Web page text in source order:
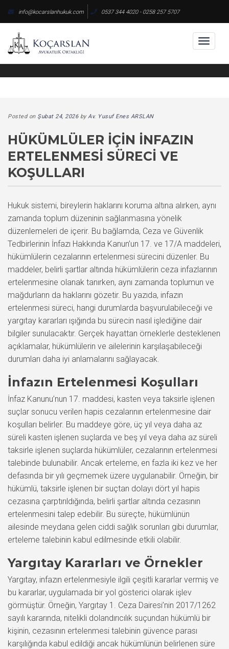
content
info@kocarslanhukuk.com 0537 344 4020 - 0258 257 5707
Posted on Şubat 24, 2026byAv. Yusuf Enes ARSLAN
HÜKÜMLÜLER İÇIN İNFAZIN
ERTELENMESI SÜRECI VE
KOŞULLARI
Hukuk sistemi, bireylerin haklarını koruma altına alırken, aynı
zamanda toplum düzeninin sağlanmasına yönelik
düzenlemeleri de içerir. Bu bağlamda, Ceza ve Güvenlik
Tedbirlerinin İnfazı Hakkında Kanun’un 17. ve 17/A maddeleri,
hükümlülerin cezalarının ertelenmesi sürecini düzenler. Bu
maddeler, belirli şartlar altında hükümlülerin ceza infazlarının
ertelenmesine olanak tanırken, aynı zamanda toplumun ve
mağdurların da haklarını gözetir. Bu yazıda, infazın
ertelenmesi süreci, hangi durumlarda başvurulabileceği ve
yargıtay kararları ışığında bu sürecin nasıl işlediğine dair
bilgiler sunulacaktır. Gerçek hayattan örneklerle desteklenen
açıklamalar, hükümlülerin ve ailelerinin karşılaşabileceği
durumları daha iyi anlamalarını sağlayacak.
İnfazın Ertelenmesi Koşulları
İnfaz Kanunu’nun 17. maddesi, kasten veya taksirle işlenen
suçlar sonucu verilen hapis cezalarının ertelenmesine dair
koşulları belirler. Bu maddeye göre, üç yıl veya daha az
süreli kasten işlenen suçlarda ve beş yıl veya daha az süreli
taksirle işlenen suçlarda hükümlüler, cezalarının ertelenmesi
talebinde bulunabilir. Ancak erteleme, en fazla iki kez ve her
defasında bir yılı geçmemek üzere uygulanabilir. Örneğin, bir
hükümlü, taksirle işlenen bir suçtan dolayı dört yıl hapis
cezasına çarptırıldığında, belirli şartlar altında cezasının
ertelenmesini talep edebilir. Bu süreçte, hükümlünün
ailesinde meydana gelen ciddi sağlık sorunları gibi durumlar,
erteleme talebinin kabul edilmesinde etkili olabilir.
Yargıtay Kararları ve Örnekler
Yargıtay, infazın ertelenmesiyle ilgili çeşitli kararlar vermiş ve
bu kararlar, uygulamada bir yol gösterici olarak işlev
görmüştür. Örneğin, Yargıtay 1. Ceza Dairesi’nin 2017/1262
sayılı kararında, nitelikli dolandırıcılık suçundan hükümlü bir
kişinin, cezasının ertelenmesi talebinin güvence parası
karşılığında kabul edildiği ancak hükümlünün belirlenen süre